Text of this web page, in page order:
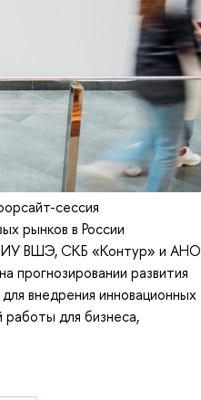
сессия
рынков в России
ВШЭ, СКБ «Контур» и АНО
прогнозировании развития
внедрения инновационных
для бизнеса,